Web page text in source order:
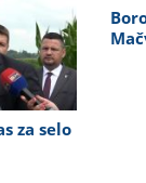
za selo